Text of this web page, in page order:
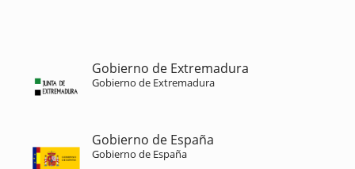
Gobierno de Extremadura
Gobierno de Extremadura
Gobierno de España
Gobierno de España